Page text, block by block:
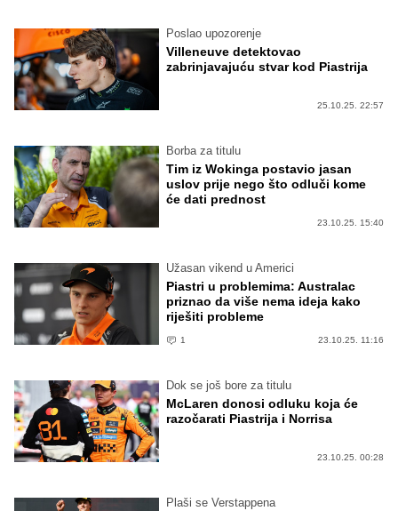
Poslao upozorenje
Villeneuve detektovao
zabrinjavajuću stvar kod Piastrija
25.10.25. 22:57
Borba za titulu
Tim iz Wokinga postavio jasan
uslov prije nego što odluči kome
će dati prednost
23.10.25. 15:40
Užasan vikend u Americi
Piastri u problemima: Australac
priznao da više nema ideja kako
riješiti probleme
1 23.10.25. 11:16
Dok se još bore za titulu
McLaren donosi odluku koja će
razočarati Piastrija i Norrisa
23.10.25. 00:28
Plaši se Verstappena